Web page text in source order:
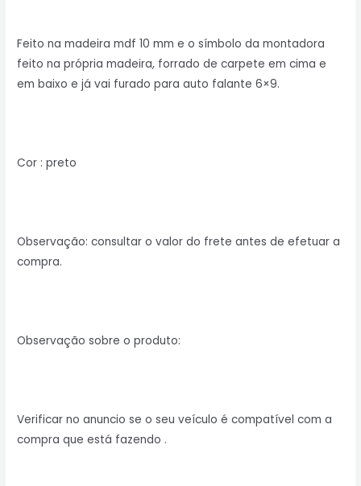
Feito na madeira mdf 10 mm e o símbolo da montadora
feito na própria madeira, forrado de carpete em cima e
em baixo e já vai furado para auto falante 6×9.
Cor : preto
Observação: consultar o valor do frete antes de efetuar a
compra.
Observação sobre o produto:
Verificar no anuncio se o seu veículo é compatível com a
compra que está fazendo .